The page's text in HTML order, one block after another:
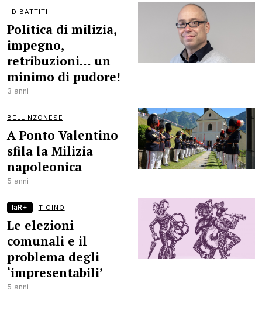
I DIBATTITI
Politica di milizia,
impegno,
retribuzioni… un
minimo di pudore!
3 anni
BELLINZONESE
A Ponto Valentino
sfila la Milizia
napoleonica
5 anni
laR+ TICINO
Le elezioni
comunali e il
problema degli
‘impresentabili’
5 anni